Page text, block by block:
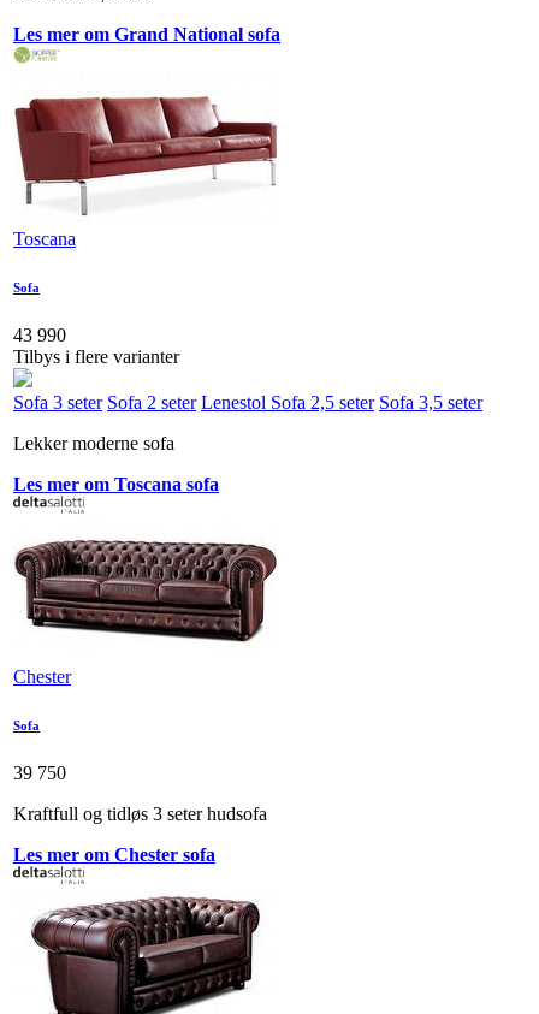
Les mer om Grand National sofa
Toscana
Sofa
43 990
Tilbys i flere varianter
Sofa 3 seter Sofa 2 seter Lenestol Sofa 2,5 seter Sofa 3,5 seter
Lekker moderne sofa
Les mer om Toscana sofa
Chester
Sofa
39 750
Kraftfull og tidløs 3 seter hudsofa
Les mer om Chester sofa